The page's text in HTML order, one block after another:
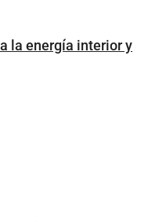
la energía interior y